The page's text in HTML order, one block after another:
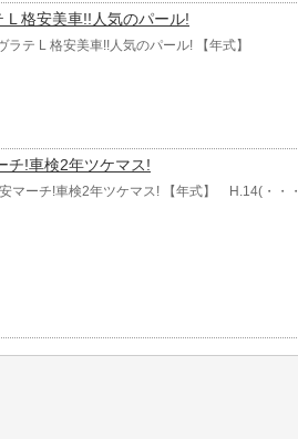
L 格安美車!!人気のパール!
ラテ L 格安美車!!人気のパール! 【年式】
チ!車検2年ツケマス!
マーチ!車検2年ツケマス! 【年式】 H.14(・・・